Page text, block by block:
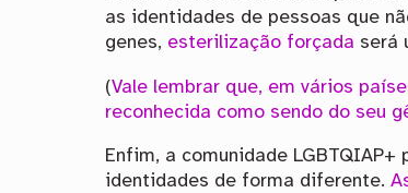
as identidades de pessoas que
genes, esterilização forçada será
(Vale lembrar que, em vários
reconhecida como sendo do seu
Enfim, a comunidade
identidades de forma diferente.